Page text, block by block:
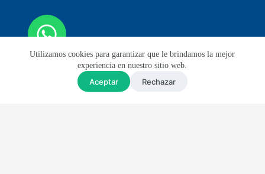
Utilizamos cookies para garantizar que le brindamos la mejor
experiencia en nuestro sitio web.
Aceptar Rechazar
© Todos los derechos reservados